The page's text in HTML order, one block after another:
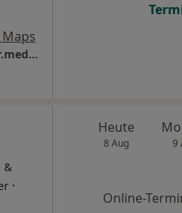
CONSILIO Haus- und Fachärzte-Team Praxis Dr.med. Ilja Kleiman Facharzt für Allgemeinmedizin
&
·
Heute
8 Aug 9
Online-